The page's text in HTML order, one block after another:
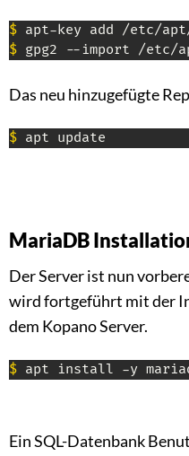
$
$ gpg2 --import /etc/
Das neu hinzugefügte
$ apt update
MariaDB
Der Server ist nun
wird fortgeführt mit der
dem Kopano Server.
$ apt install -y
Ein SQL-Datenbank